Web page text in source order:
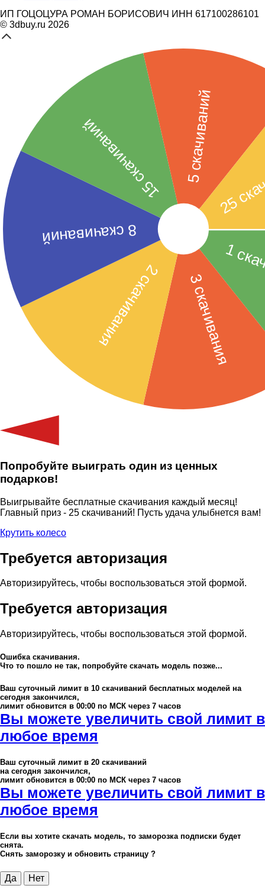
ИП ГОЦОЦУРА РОМАН БОРИСОВИЧ ИНН 617100286101
© 3dbuy.ru 2026
Попробуйте выиграть один из ценных
подарков!
Выигрывайте бесплатные скачивания каждый месяц!
Главный приз - 25 скачиваний! Пусть удача улыбнется вам!
Крутить колесо
Требуется авторизация
Авторизируйтесь, чтобы воспользоваться этой формой.
Требуется авторизация
Авторизируйтесь, чтобы воспользоваться этой формой.
Ошибка скачивания.
Что то пошло не так, попробуйте скачать модель позже...
Ваш суточный лимит в 10 скачиваний бесплатных моделей на
сегодня закончился,
лимит обновится в 00:00 по МСК через 7 часов
Вы можете увеличить свой лимит в
любое время
Ваш суточный лимит в 20 скачиваний
на сегодня закончился,
лимит обновится в 00:00 по МСК через 7 часов
Вы можете увеличить свой лимит в
любое время
Если вы хотите скачать модель, то заморозка подписки будет
снята.
Снять заморозку и обновить страницу ?
Да Нет